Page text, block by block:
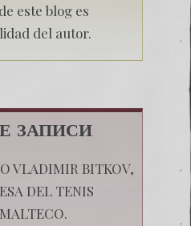
este blog es
del autor.
ЗАПИСИ
VLADIMIR BITKOV,
DEL TENIS